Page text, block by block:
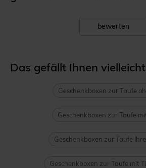
bewerten
Das gefällt Ihnen
Geschenkboxen zur Taufe
Geschenkboxen zur Taufe
Geschenkboxen zur Taufe
Geschenkboxen zur Taufe mit